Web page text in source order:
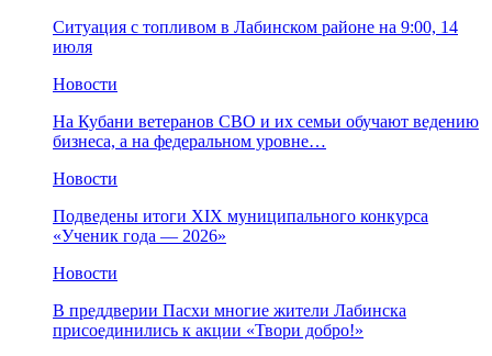
Ситуация с топливом в Лабинском районе на 9:00, 14
июля
Новости
На Кубани ветеранов СВО и их семьи обучают ведению
бизнеса, а на федеральном уровне…
Новости
Подведены итоги XIX муниципального конкурса
«Ученик года — 2026»
Новости
В преддверии Пасхи многие жители Лабинска
присоединились к акции «Твори добро!»